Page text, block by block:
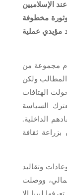
الإسلاميين
مخطوفة
مؤيدي عملية
مجموعة من
المطالب ولكن
الهتافات
السياسة
الداخلية.
ثقافة
وتقاليد
ووصلت